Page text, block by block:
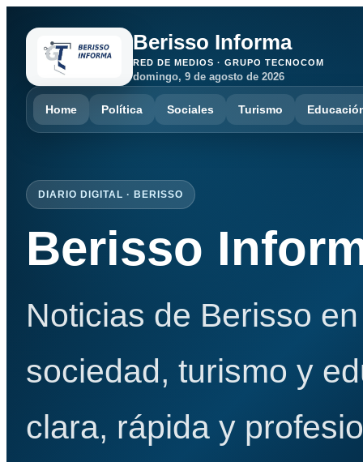
Berisso Informa
RED DE MEDIOS · GRUPO TECNOCOM
domingo, 9 de agosto de 2026
Home Política Sociales Turismo
DIARIO DIGITAL · BERISSO
Berisso
Noticias de Berisso
sociedad, turismo y
clara, rápida y